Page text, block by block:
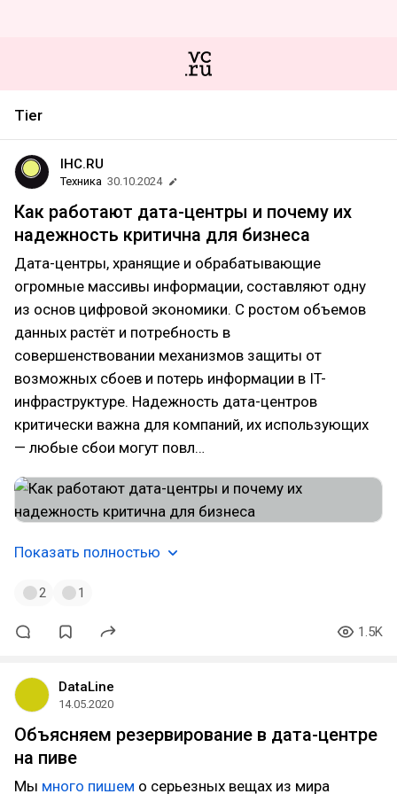
Tier
IHC.RU
Техника 30.10.2024
Как работают дата-центры и почему их
надежность критична для бизнеса
Дата-центры, хранящие и обрабатывающие
огромные массивы информации, составляют одну
из основ цифровой экономики. С ростом объемов
данных растёт и потребность в
совершенствовании механизмов защиты от
возможных сбоев и потерь информации в IT-
инфраструктуре. Надежность дата-центров
критически важна для компаний, их использующих
— любые сбои могут повл…
Показать полностью
2 1
1.5K
DataLine
14.05.2020
Объясняем резервирование в дата-центре
на пиве
Мы много пишем о серьезных вещах из мира